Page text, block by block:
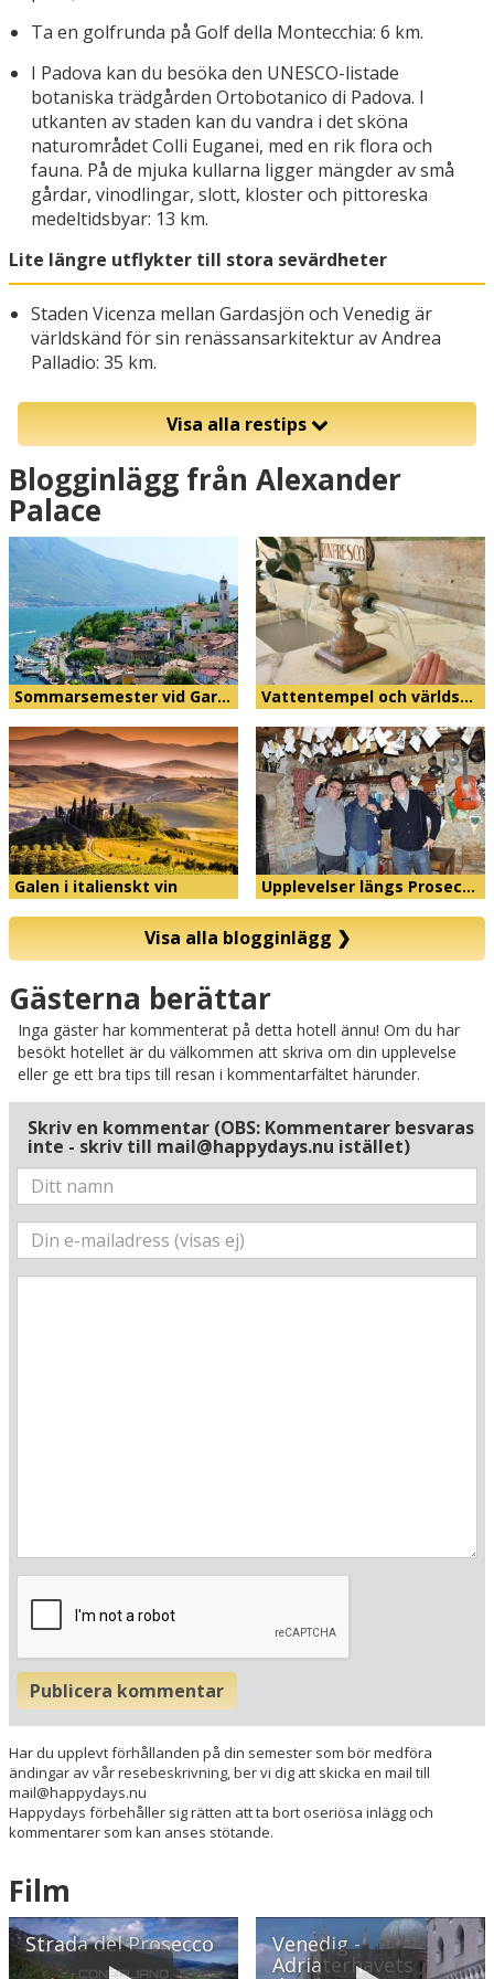
Ta en golfrunda på Golf della Montecchia: 6 km.
I Padova kan du besöka den UNESCO-listade
botaniska trädgården Ortobotanico di Padova. I
utkanten av staden kan du vandra i det sköna
naturområdet Colli Euganei, med en rik flora och
fauna. På de mjuka kullarna ligger mängder av små
gårdar, vinodlingar, slott, kloster och pittoreska
medeltidsbyar: 13 km.
Lite längre utflykter till stora sevärdheter
Staden Vicenza mellan Gardasjön och Venedig är
världskänd för sin renässansarkitektur av Andrea
Palladio: 35 km.
Visa alla restips
Blogginlägg från Alexander
Palace
Sommarsemester vid Gar… Vattentempel och världs…
Galen i italienskt vin Upplevelser längs Prosec…
Visa alla blogginlägg❯
Karta
Visa alla Happydays hotell i Italien
Flygplatser
Museer
Radie runt hotellet:
Hitta vägen till hotellet
Via Matiri d'Ungheria 24
I-35031 Abano terme
Italien
Din adress
Gästerna berättar
Inga gäster har kommenterat på detta hotell ännu! Om du har
besökt hotellet är du välkommen att skriva om din upplevelse
eller ge ett bra tips till resan i kommentarfältet härunder.
Skriv en kommentar (OBS: Kommentarer besvaras
inte - skriv till mail@happydays.nu istället)
Publicera kommentar
Har du upplevt förhållanden på din semester som bör medföra
ändingar av vår resebeskrivning, ber vi dig att skicka en mail till
mail@happydays.nu
Happydays förbehåller sig rätten att ta bort oseriösa inlägg och
kommentarer som kan anses stötande.
Film
Strada del Prosecco Venedig -
Adriaterhavets